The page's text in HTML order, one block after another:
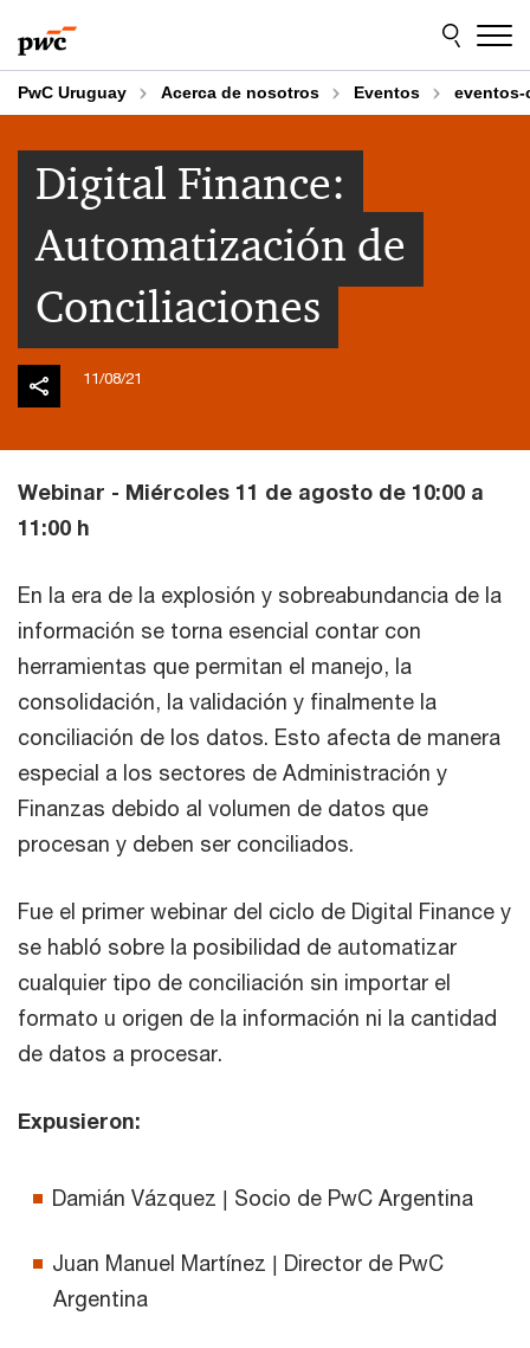
to
content
to
footer
PwC Uruguay Acerca de nosotros Eventos
Digital Finance:
Automatización de
Conciliaciones
11/08/21
Webinar - Miércoles 11 de agosto de 10:00 a
11:00 h
En la era de la explosión y sobreabundancia de la
información se torna esencial contar con
herramientas que permitan el manejo, la
consolidación, la validación y finalmente la
conciliación de los datos. Esto afecta de manera
especial a los sectores de Administración y
Finanzas debido al volumen de datos que
procesan y deben ser conciliados.
Fue el primer webinar del ciclo de Digital Finance y
se habló sobre la posibilidad de automatizar
cualquier tipo de conciliación sin importar el
formato u origen de la información ni la cantidad
de datos a procesar.
Expusieron:
Damián Vázquez | Socio de PwC Argentina
Juan Manuel Martínez | Director de PwC
Argentina